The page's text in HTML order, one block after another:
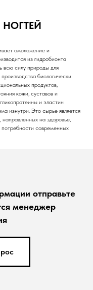
омоложение и
из гидробионта
всю силу природы для
биологически
продуктов,
кожи, суставов и
и эластин
изнутри. Это сырье является
на здоровье,
потребности современных
отправьте
менеджер